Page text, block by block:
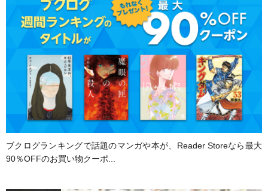
ブクログランキングで話題のマンガや本が、Reader Storeなら最大
90％OFFのお買い物クーポ...